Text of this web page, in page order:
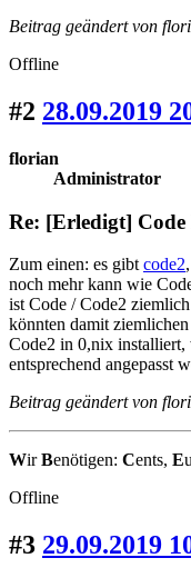
Beitrag geändert von
Offline
#2 28.09.2019
florian
Administrator
Re: [Erledigt]
Zum einen: es gibt code2
noch mehr kann wie
ist Code / Code2
könnten damit
Code2 in 0,nix
entsprechend angepasst
Beitrag geändert von
WirBenötigen: Cents, E
Offline
#3 29.09.2019